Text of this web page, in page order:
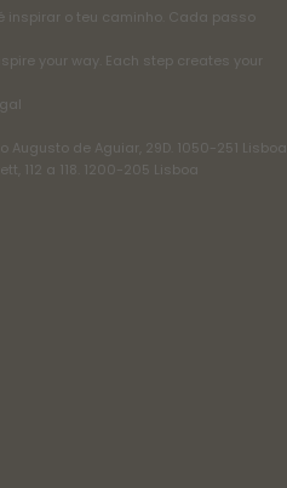
inspirar o teu caminho. Cada passo
your way. Each step creates your
Augusto de Aguiar, 29D. 1050-251 Lisboa
112 a 118. 1200-205 Lisboa